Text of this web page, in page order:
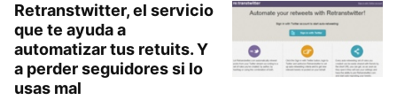
Retranstwitter, el servicio
que te ayuda a
automatizar tus retuits. Y
a perder seguidores si lo
usas mal